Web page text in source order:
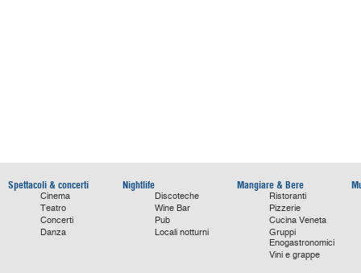
Spettacoli & concerti
Cinema
Teatro
Concerti
Danza
Nightlife
Discoteche
Wine Bar
Pub
Locali notturni
Mangiare & Bere
Ristoranti
Pizzerie
Cucina Veneta
Gruppi
Enogastronomici
Vini e grappe